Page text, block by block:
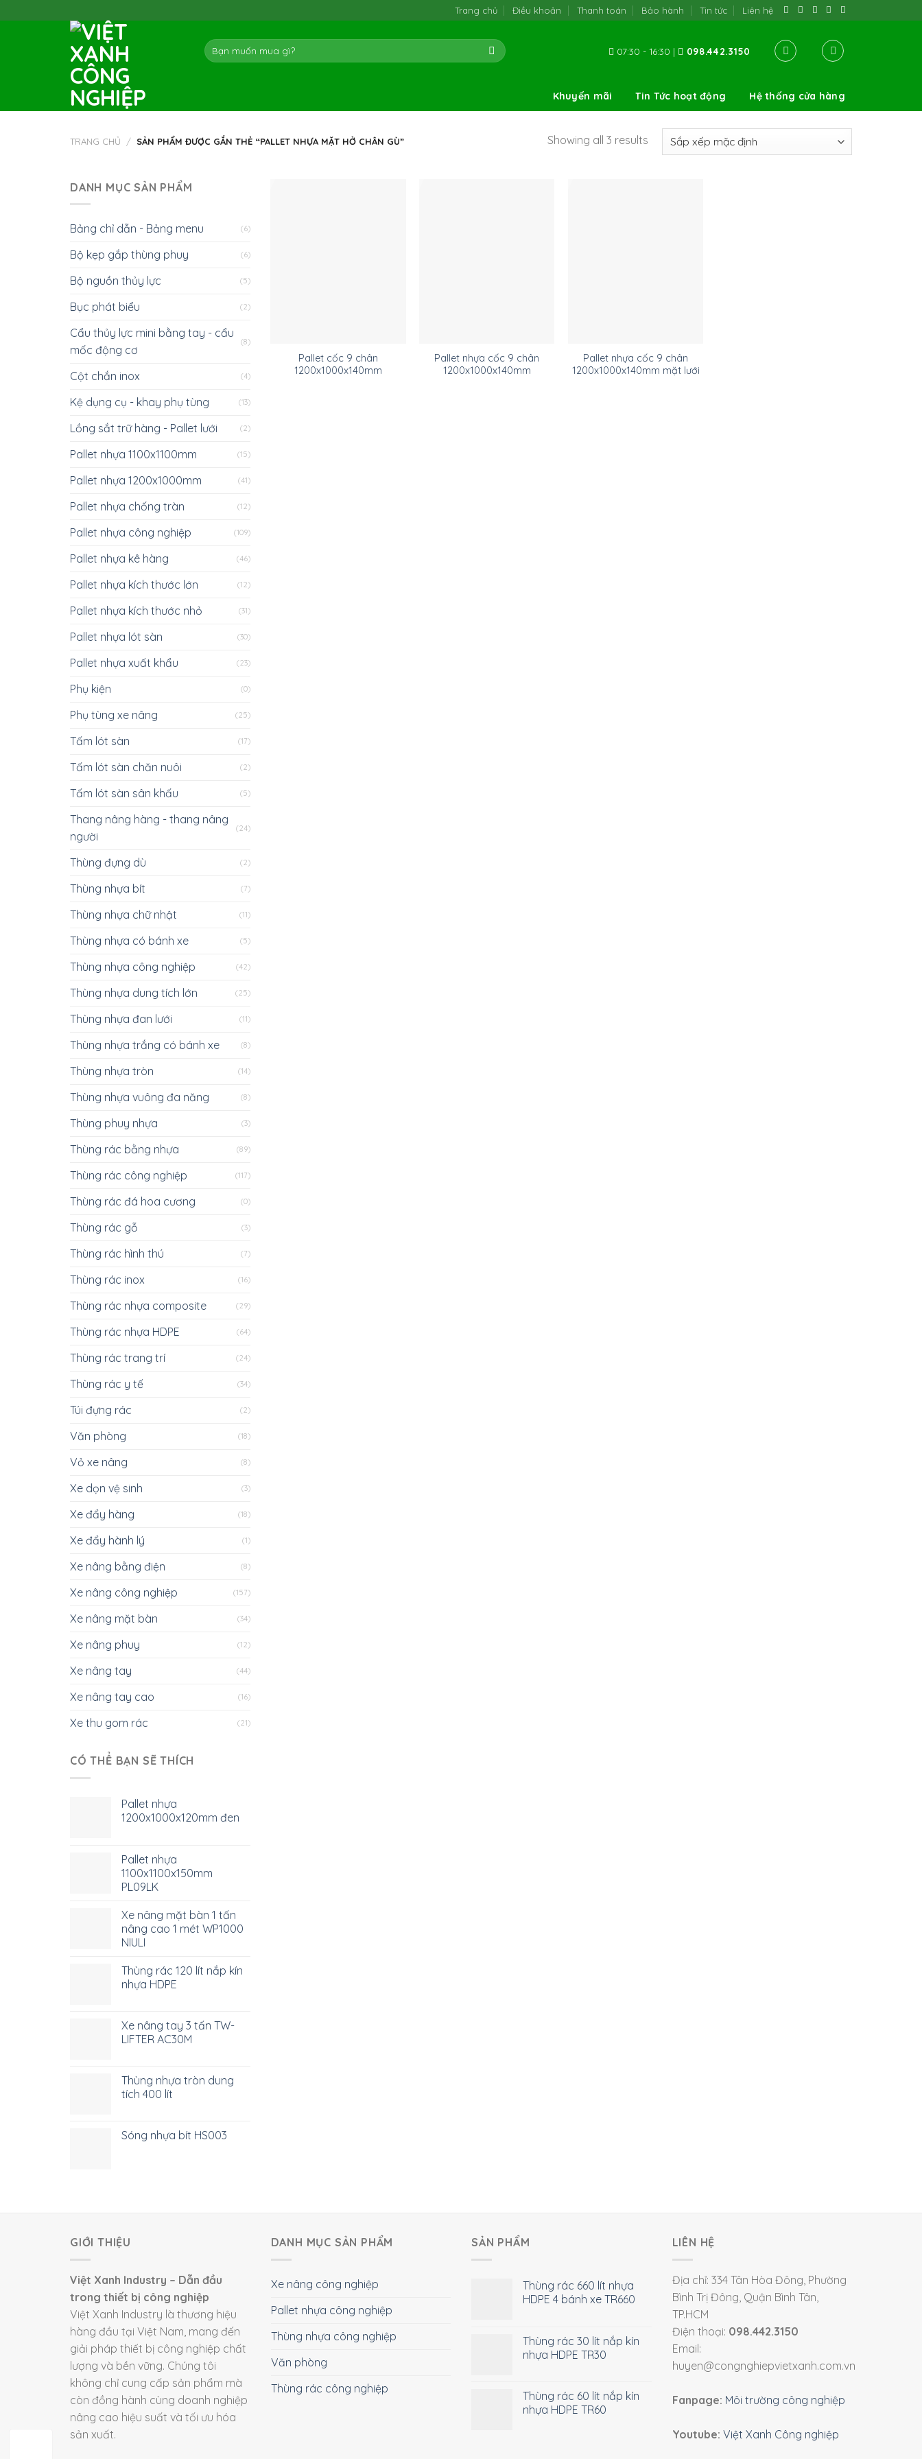
to
Trang chủ Điều khoản Thanh toán Bảo hành Tin tức Liên hệ
Tìm
kiếm:
07:30 - 16:30 | 098.442.3150
Khuyến mãi Tin Tức hoạt động Hệ thống cửa hàng
TRANG CHỦ / SẢN PHẨM ĐƯỢC GẮN THẺ “PALLET NHỰA MẶT HỞ CHÂN GÙ” Showing all 3 results
DANH MỤC SẢN PHẨM
Bảng chỉ dẫn - Bảng menu (6)
Bộ kẹp gắp thùng phuy (6)
Bộ nguồn thủy lực (5)
Bục phát biểu (2)
Cẩu thủy lực mini bằng tay - cẩu
mốc động cơ
(8)
Cột chắn inox (4)
Kệ dụng cụ - khay phụ tùng (13)
Lồng sắt trữ hàng - Pallet lưới (2)
Pallet nhựa 1100x1100mm (15)
Pallet nhựa 1200x1000mm (41)
Pallet nhựa chống tràn (12)
Pallet nhựa công nghiệp (109)
Pallet nhựa kê hàng (46)
Pallet nhựa kích thước lớn (12)
Pallet nhựa kích thước nhỏ (31)
Pallet nhựa lót sàn (30)
Pallet nhựa xuất khẩu (23)
Phụ kiện (0)
Phụ tùng xe nâng (25)
Tấm lót sàn (17)
Tấm lót sàn chăn nuôi (2)
Tấm lót sàn sân khấu (5)
Thang nâng hàng - thang nâng
người
(24)
Thùng đựng dù (2)
Thùng nhựa bít (7)
Thùng nhựa chữ nhật (11)
Thùng nhựa có bánh xe (5)
Thùng nhựa công nghiệp (42)
Thùng nhựa dung tích lớn (25)
Thùng nhựa đan lưới (11)
Thùng nhựa trắng có bánh xe (8)
Thùng nhựa tròn (14)
Thùng nhựa vuông đa năng (8)
Thùng phuy nhựa (3)
Thùng rác bằng nhựa (89)
Thùng rác công nghiệp (117)
Thùng rác đá hoa cương (0)
Thùng rác gỗ (3)
Thùng rác hình thú (7)
Thùng rác inox (16)
Thùng rác nhựa composite (29)
Thùng rác nhựa HDPE (64)
Thùng rác trang trí (24)
Thùng rác y tế (34)
Túi đựng rác (2)
Văn phòng (18)
Vỏ xe nâng (8)
Xe dọn vệ sinh (3)
Xe đẩy hàng (18)
Xe đẩy hành lý (1)
Xe nâng bằng điện (8)
Xe nâng công nghiệp (157)
Xe nâng mặt bàn (34)
Xe nâng phuy (12)
Xe nâng tay (44)
Xe nâng tay cao (16)
Xe thu gom rác (21)
CÓ THỂ BẠN SẼ THÍCH
Pallet nhựa
1200x1000x120mm đen
Pallet nhựa
1100x1100x150mm
PL09LK
Xe nâng mặt bàn 1 tấn
nâng cao 1 mét WP1000
NIULI
Thùng rác 120 lít nắp kín
nhựa HDPE
Xe nâng tay 3 tấn TW-
LIFTER AC30M
Thùng nhựa tròn dung
tích 400 lít
Sóng nhựa bít HS003
Pallet cốc 9 chân
1200x1000x140mm
Pallet nhựa cốc 9 chân
1200x1000x140mm
Pallet nhựa cốc 9 chân
1200x1000x140mm mặt lưới
GIỚI THIỆU
Việt Xanh Industry – Dẫn đầu
trong thiết bị công nghiệp
Việt Xanh Industry là thương hiệu
hàng đầu tại Việt Nam, mang đến
giải pháp thiết bị công nghiệp chất
lượng và bền vững. Chúng tôi
không chỉ cung cấp sản phẩm mà
còn đồng hành cùng doanh nghiệp
nâng cao hiệu suất và tối ưu hóa
sản xuất.
DANH MỤC SẢN PHẨM
Xe nâng công nghiệp
Pallet nhựa công nghiệp
Thùng nhựa công nghiệp
Văn phòng
Thùng rác công nghiệp
SẢN PHẨM
Thùng rác 660 lít nhựa
HDPE 4 bánh xe TR660
Thùng rác 30 lít nắp kín
nhựa HDPE TR30
Thùng rác 60 lít nắp kín
nhựa HDPE TR60
LIÊN HỆ
Địa chỉ: 334 Tân Hòa Đông, Phường
Bình Trị Đông, Quận Bình Tân,
TP.HCM
Điện thoại: 098.442.3150
Email:
huyen@congnghiepvietxanh.com.vn
Fanpage: Môi trường công nghiệp
Youtube: Việt Xanh Công nghiệp